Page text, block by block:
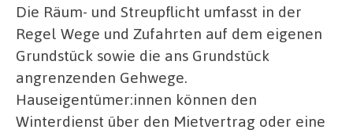
Die Räum- und Streupflicht umfasst in der
Regel Wege und Zufahrten auf dem eigenen
Grundstück sowie die ans Grundstück
angrenzenden Gehwege.
Hauseigentümer:innen können den
Winterdienst über den Mietvertrag oder eine